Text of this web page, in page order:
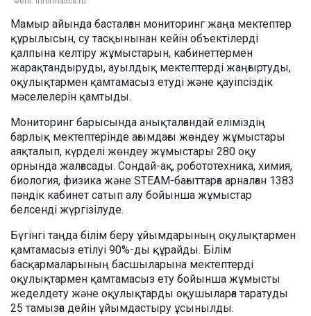
Мамыр айында басталған мониторинг жаңа мектептер
құрылысын, су тасқынынан кейін объектілерді
қалпына келтіру жұмыстарын, кабинеттермен
жарақтандыруды, ауылдық мектептерді жаңғыртуды,
оқулықтармен қамтамасыз етуді және қауіпсіздік
мәселелерін қамтыды.
Мониторинг барысында анықталғандай еліміздің
барлық мектептерінде ағымдағы жөндеу жұмыстары
аяқталып, күрделі жөндеу жұмыстары 280 оқу
орнында жалғасады. Сондай-ақ, робототехника, химия,
биология, физика және STEAM-бағыттарға арналған 1383
пәндік кабинет сатып алу бойынша жұмыстар
белсенді жүргізілуде.
Бүгінгі таңда білім беру ұйымдарының оқулықтармен
қамтамасыз етілуі 90%-ды құрайды. Білім
басқармаларының басшыларына мектептерді
оқулықтармен қамтамасыз ету бойынша жұмысты
жеделдету және оқулықтарды оқушыларға таратуды
25 тамызға дейін ұйымдастыру ұсынылды.